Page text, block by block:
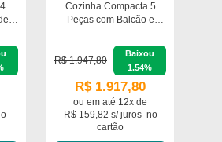
Cozinha Compacta 5
Peças com Balcão e
Poliman Móveis
R$ 1.947,80
Baixou
1.54%
R$ 1.917,80
ou em até 12x de
R$ 159,82 s/ juros no
cartão